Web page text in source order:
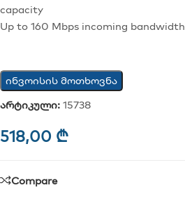
capacity
Up to 160 Mbps incoming bandwidth
ინვოისის მოთხოვნა
არტიკული: 15738
518,00 ₾
Compare